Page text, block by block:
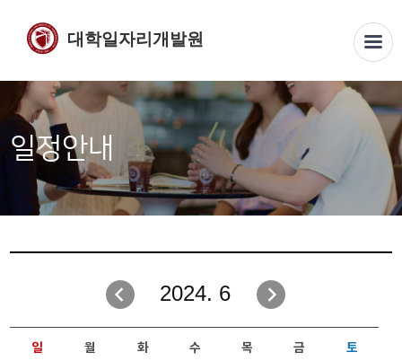
대학일자리개발원
일정안내
2024. 6
일 월 화 수 목 금 토